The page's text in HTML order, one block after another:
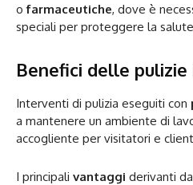
ofarmaceutiche, dove è
speciali per proteggere la
Benefici delle
Interventi di pulizia eseguiti con
a mantenere un ambiente di
accogliente per visitatori e
I principali vantaggi derivanti